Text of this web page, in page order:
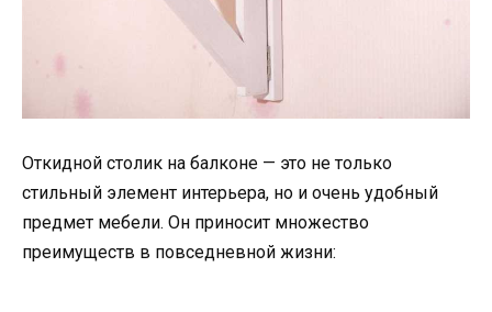
Откидной столик на балконе — это не только
стильный элемент интерьера, но и очень удобный
предмет мебели. Он приносит множество
преимуществ в повседневной жизни: